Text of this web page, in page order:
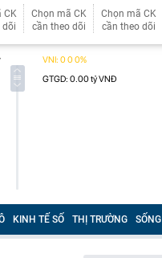
CK
dõi
Chọn mã CK
cần theo dõi
Chọn mã CK
cần theo dõi
KINH TẾ SỐ THỊ TRƯỜNG SỐNG